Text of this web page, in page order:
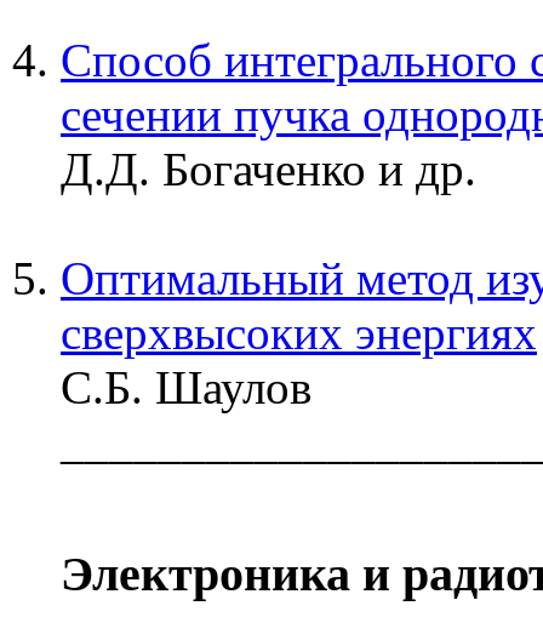
Способ интегрального
сечении пучка
Д.Д. Богаченко и др.
Оптимальный метод
сверхвысоких энергиях
С.Б. Шаулов
Электроника и